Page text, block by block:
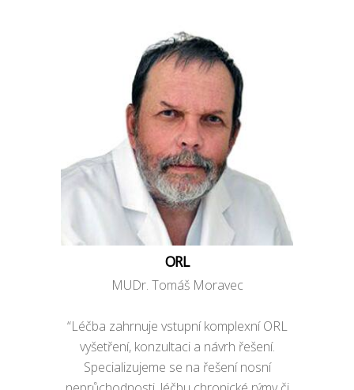
ORL
MUDr. Tomáš Moravec
“Léčba zahrnuje vstupní komplexní ORL
vyšetření, konzultaci a návrh řešení.
Specializujeme se na řešení nosní